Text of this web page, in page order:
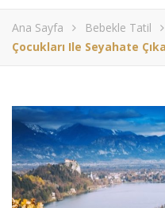
Ana Sayfa
Bebekle Tatil
Çocukları Ile Seyahate